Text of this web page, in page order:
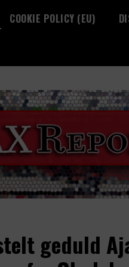
COOKIE POLICY (EU)
geduld